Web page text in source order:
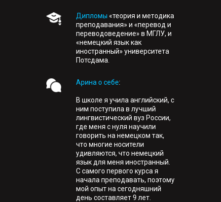
Дипломы «теория и методика
преподавания» и «перевод и
переводоведение» в МГЛУ, и
«немецкий язык как
иностранный» университета
Потсдама.
Арина о себе:
В школе я учила английский, с
ним поступила в лучший
лингвистический вуз России,
где меня с нуля научили
говорить на немецком так,
что многие носители
удивляются, что немецкий
язык для меня иностранный.
С самого первого курса я
начала преподавать, поэтому
мой опыт на сегодняшний
день составляет 9 лет.